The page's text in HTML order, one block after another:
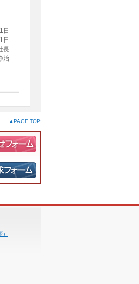
日
日
長
治
▲PAGE TOP